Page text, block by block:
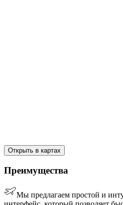
Открыть в картах
Преимущества
Мы предлагаем простой и